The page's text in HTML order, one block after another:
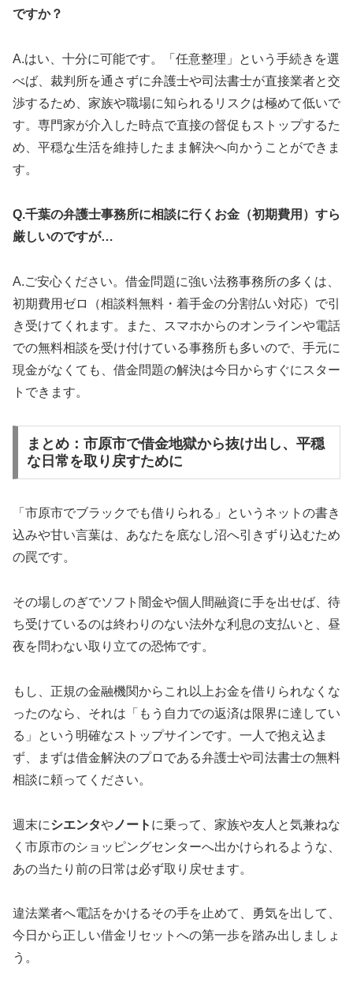
ですか？
A.はい、十分に可能です。「任意整理」という手続きを選
べば、裁判所を通さずに弁護士や司法書士が直接業者と交
渉するため、家族や職場に知られるリスクは極めて低いで
す。専門家が介入した時点で直接の督促もストップするた
め、平穏な生活を維持したまま解決へ向かうことができま
す。
Q.千葉の弁護士事務所に相談に行くお金（初期費用）すら
厳しいのですが…
A.ご安心ください。借金問題に強い法務事務所の多くは、
初期費用ゼロ（相談料無料・着手金の分割払い対応）で引
き受けてくれます。また、スマホからのオンラインや電話
での無料相談を受け付けている事務所も多いので、手元に
現金がなくても、借金問題の解決は今日からすぐにスター
トできます。
まとめ：市原市で借金地獄から抜け出し、平穏
な日常を取り戻すために
「市原市でブラックでも借りられる」というネットの書き
込みや甘い言葉は、あなたを底なし沼へ引きずり込むため
の罠です。
その場しのぎでソフト闇金や個人間融資に手を出せば、待
ち受けているのは終わりのない法外な利息の支払いと、昼
夜を問わない取り立ての恐怖です。
もし、正規の金融機関からこれ以上お金を借りられなくな
ったのなら、それは「もう自力での返済は限界に達してい
る」という明確なストップサインです。一人で抱え込ま
ず、まずは借金解決のプロである弁護士や司法書士の無料
相談に頼ってください。
週末にシエンタや ノート に乗って、家族や友人と気兼ねな
く市原市のショッピングセンターへ出かけられるような、
あの当たり前の日常は必ず取り戻せます。
違法業者へ電話をかけるその手を止めて、勇気を出して、
今日から正しい借金リセットへの第一歩を踏み出しましょ
う。